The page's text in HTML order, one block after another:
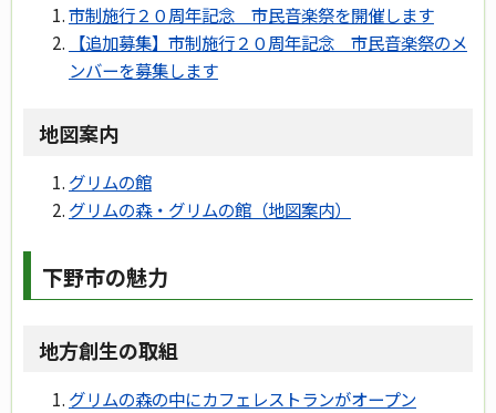
市制施行２０周年記念 市民音楽祭を開催します
【追加募集】市制施行２０周年記念 市民音楽祭のメ
ンバーを募集します
地図案内
グリムの館
グリムの森・グリムの館（地図案内）
下野市の魅力
地方創生の取組
グリムの森の中にカフェレストランがオープン